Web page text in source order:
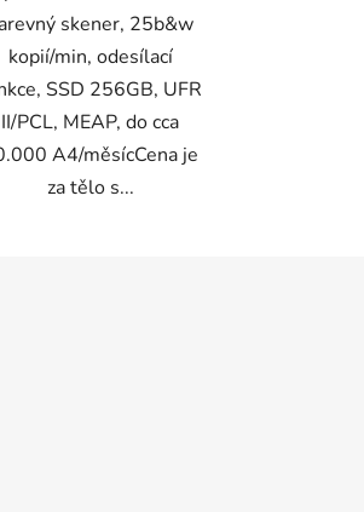
skener, 25b&w
kopií/min, odesílací
SSD 256GB, UFR
II/PCL, MEAP, do cca
A4/měsícCena je
za tělo s...